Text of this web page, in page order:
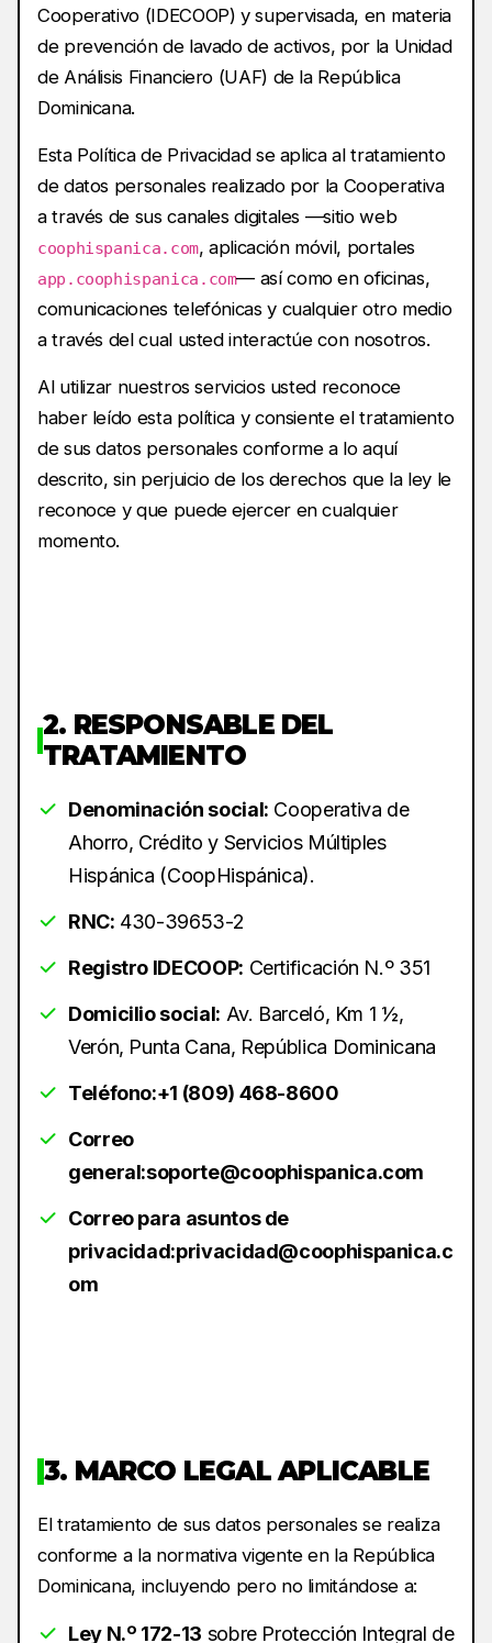
Cooperativo (IDECOOP) y supervisada, en materia
de prevención de lavado de activos, por la Unidad
de Análisis Financiero (UAF) de la República
Dominicana.
Esta Política de Privacidad se aplica al tratamiento
de datos personales realizado por la Cooperativa
a través de sus canales digitales —sitio web
coophispanica.com, aplicación móvil, portales
app.coophispanica.com— así como en oficinas,
comunicaciones telefónicas y cualquier otro medio
a través del cual usted interactúe con nosotros.
Al utilizar nuestros servicios usted reconoce
haber leído esta política y consiente el tratamiento
de sus datos personales conforme a lo aquí
descrito, sin perjuicio de los derechos que la ley le
reconoce y que puede ejercer en cualquier
momento.
2. RESPONSABLE DEL
TRATAMIENTO
Denominación social: Cooperativa de
Ahorro, Crédito y Servicios Múltiples
Hispánica (CoopHispánica).
RNC: 430-39653-2
Registro IDECOOP: Certificación N.º 351
Domicilio social: Av. Barceló, Km 1 ½,
Verón, Punta Cana, República Dominicana
Teléfono:+1 (809) 468-8600
Correo
general:soporte@coophispanica.com
Correo para asuntos de
privacidad:privacidad@coophispanica.c
om
3. MARCO LEGAL APLICABLE
El tratamiento de sus datos personales se realiza
conforme a la normativa vigente en la República
Dominicana, incluyendo pero no limitándose a:
Ley N.º 172-13 sobre Protección Integral de